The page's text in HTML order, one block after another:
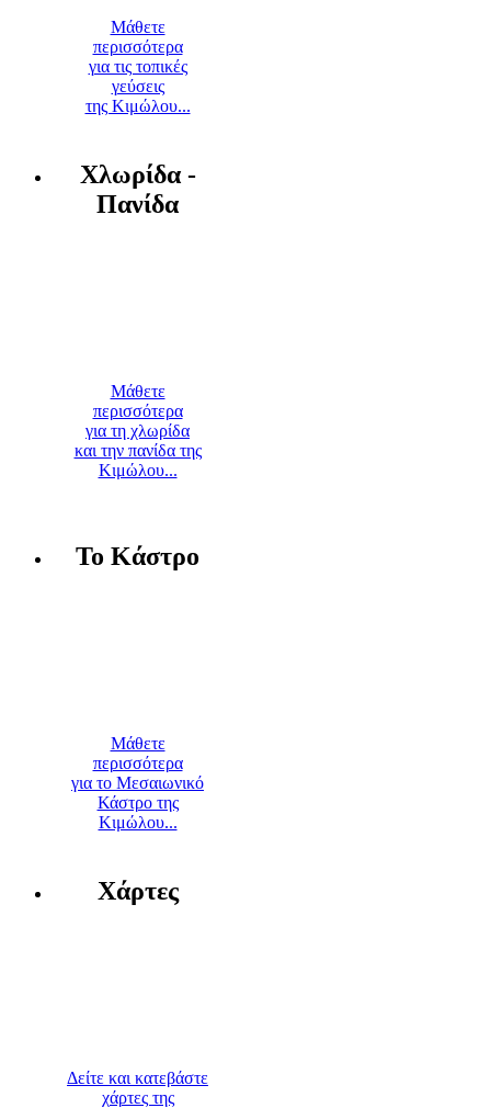
Μάθετε
περισσότερα
για τις τοπικές
γεύσεις
της Κιμώλου...
Χλωρίδα -
Πανίδα
Μάθετε
περισσότερα
για τη χλωρίδα
και την πανίδα της
Κιμώλου...
Το Κάστρο
Μάθετε
περισσότερα
για το Μεσαιωνικό
Κάστρο της
Κιμώλου...
Χάρτες
Δείτε και κατεβάστε
χάρτες της